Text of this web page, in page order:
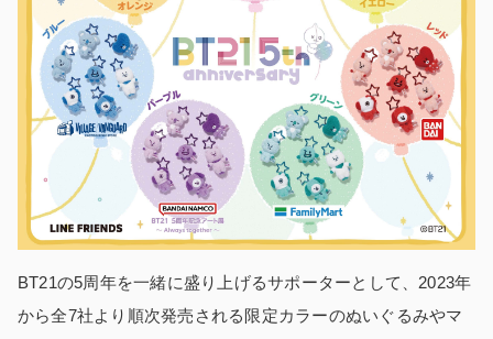
BT21の5周年を一緒に盛り上げるサポーターとして、2023年
から全7社より順次発売される限定カラーのぬいぐるみやマ